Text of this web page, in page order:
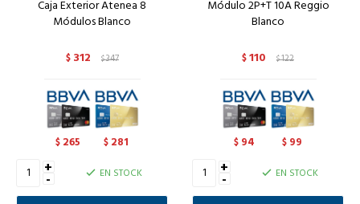
Caja Exterior Atenea 8
Módulos Blanco
$ 312 $347
$ 265 $ 281
+
- EN STOCK
Módulo 2P+T 10A Reggio
Blanco
$110 $122
$ 94 $ 99
+
- EN STOCK